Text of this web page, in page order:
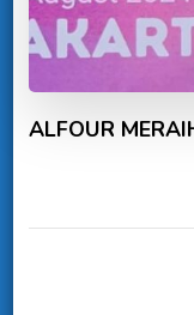
ALFOUR